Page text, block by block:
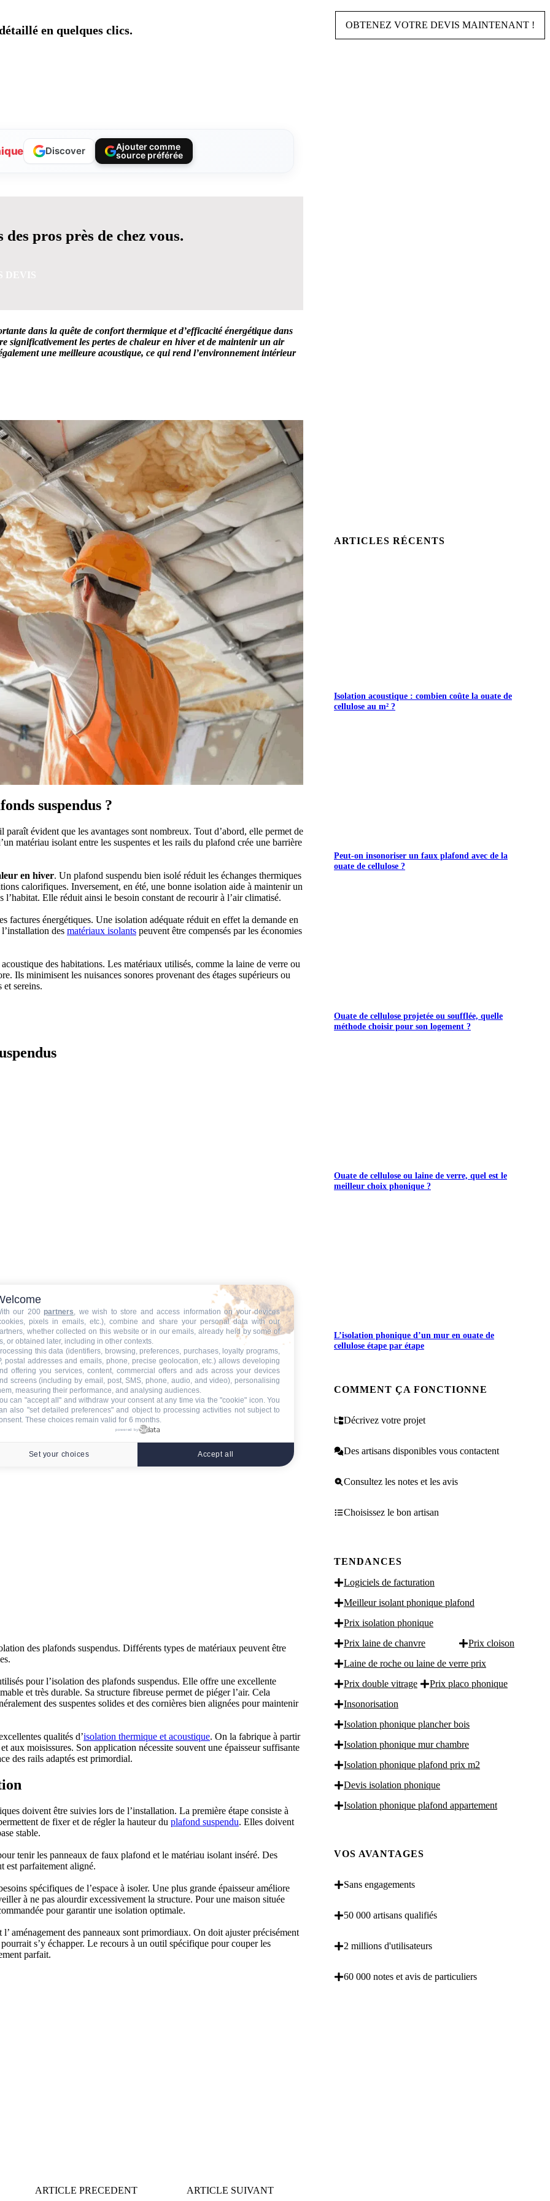
en quelques clics. OBTENEZ VOTRE DEVIS MAINTENANT !
Discover
Ajouter comme
source préférée
pros près de chez vous.
dans la quête de confort thermique et d’efficacité énergétique dans
significativement les pertes de chaleur en hiver et de maintenir un air
une meilleure acoustique, ce qui rend l’environnement intérieur
suspendus ?
évident que les avantages sont nombreux. Tout d’abord, elle permet de
matériau isolant entre les suspentes et les rails du plafond crée une barrière
en hiver. Un plafond suspendu bien isolé réduit les échanges thermiques
calorifiques. Inversement, en été, une bonne isolation aide à maintenir un
Elle réduit ainsi le besoin constant de recourir à l’air climatisé.
énergétiques. Une isolation adéquate réduit en effet la demande en
des matériaux isolants peuvent être compensés par les économies
des habitations. Les matériaux utilisés, comme la laine de verre ou
Ils minimisent les nuisances sonores provenant des étages supérieurs ou
et sereins.
des plafonds suspendus. Différents types de matériaux peuvent être
pour l’isolation des plafonds suspendus. Elle offre une excellente
et très durable. Sa structure fibreuse permet de piéger l’air. Cela
des suspentes solides et des cornières bien alignées pour maintenir
qualités d’isolation thermique et acoustique. On la fabrique à partir
aux moisissures. Son application nécessite souvent une épaisseur suffisante
des rails adaptés est primordial.
doivent être suivies lors de l’installation. La première étape consiste à
de fixer et de régler la hauteur du plafond suspendu. Elles doivent
stable.
tenir les panneaux de faux plafond et le matériau isolant inséré. Des
est parfaitement aligné.
spécifiques de l’espace à isoler. Une plus grande épaisseur améliore
à ne pas alourdir excessivement la structure. Pour une maison située
pour garantir une isolation optimale.
aménagement des panneaux sont primordiaux. On doit ajuster précisément
s’y échapper. Le recours à un outil spécifique pour couper les
parfait.
ARTICLES RÉCENTS
Isolation acoustique : combien coûte la ouate de
cellulose au m² ?
Peut-on insonoriser un faux plafond avec de la
ouate de cellulose ?
Ouate de cellulose projetée ou soufflée, quelle
méthode choisir pour son logement ?
Ouate de cellulose ou laine de verre, quel est le
meilleur choix phonique ?
L’isolation phonique d’un mur en ouate de
cellulose étape par étape
COMMENT ÇA FONCTIONNE
Décrivez votre projet
Des artisans disponibles vous contactent
Consultez les notes et les avis
Choisissez le bon artisan
TENDANCES
Logiciels de facturation
Meilleur isolant phonique plafond
Prix isolation phonique
Prix laine de chanvre
Prix cloison
Laine de roche ou laine de verre prix
Prix double vitrage
Prix placo phonique
Insonorisation
Isolation phonique plancher bois
Isolation phonique mur chambre
Isolation phonique plafond prix m2
Devis isolation phonique
Isolation phonique plafond appartement
VOS AVANTAGES
Sans engagements
50 000 artisans qualifiés
2 millions d'utilisateurs
60 000 notes et avis de particuliers
ARTICLE PRECEDENT ARTICLE SUIVANT
our 200 partners, we wish to store and access information on your devices
pixels in emails, etc.), combine and share your personal data with our
whether collected on this website or in our emails, already held by some of
or obtained later, including in other contexts.
this data (identifiers, browsing, preferences, purchases, loyalty programs,
postal addresses and emails, phone, precise geolocation, etc.) allows developing
offering you services, content, commercial offers and ads across your devices
screens (including by email, post, SMS, phone, audio, and video), personalising
measuring their performance, and analysing audiences.
can "accept all" and withdraw your consent at any time via the "cookie" icon. You
also "set detailed preferences" and object to processing activities not subject to
These choices remain valid for 6 months.
powered by
Set your choices Accept all